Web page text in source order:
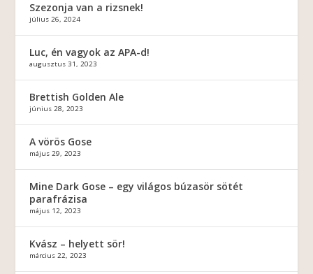
Szezonja van a rizsnek!
július 26, 2024
Luc, én vagyok az APA-d!
augusztus 31, 2023
Brettish Golden Ale
június 28, 2023
A vörös Gose
május 29, 2023
Mine Dark Gose – egy világos búzasör sötét
parafrázisa
május 12, 2023
Kvász – helyett sör!
március 22, 2023